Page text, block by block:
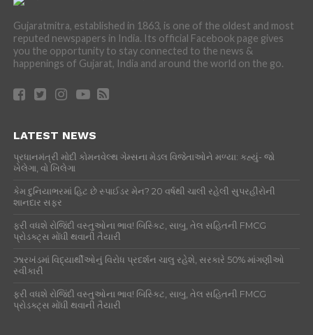
Gujaratmitra, established in 1863, is one of the oldest and most
reputed newspapers in India. Its official Facebook page gives
you the opportunity to stay connected to the news &
happenings of Gujarat, India and around the world on the go.
LATEST NEWS
પ્રધાનમંત્રી મોદી કોમનવેલ્થ ગેમ્સના મેડલ વિજેતાઓને મળ્યા: કહ્યું- જો
ખેલેગા, વો ખિલેગા
કેમ દુનિયાભરમાં હિટ છે સ્પાઈડર મેન? 20 વર્ષથી ચાલી રહેલી સુપરહીરોની
શાનદાર સફર
ફરી વધશે રોજિંદી વસ્તુઓના ભાવ! બિસ્કિટ, સાબુ, તેલ સહિતની FMCG
પ્રોડક્ટ્સ મોંઘી થવાની તૈયારી
ઝારખંડમાં વિદ્યાર્થીઓનું વિરોધ પ્રદર્શન ચાલુ રહેશે, સરકારે 50% માંગણીઓ
સ્વીકારી
ફરી વધશે રોજિંદી વસ્તુઓના ભાવ! બિસ્કિટ, સાબુ, તેલ સહિતની FMCG
પ્રોડક્ટ્સ મોંઘી થવાની તૈયારી